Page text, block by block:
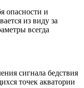
опасности и
из виду за
всегда
сигнала бедствия
точек акватории